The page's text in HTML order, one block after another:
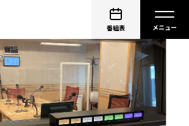
番組表